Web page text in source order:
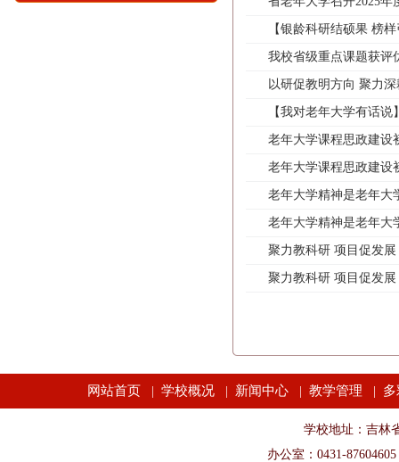
【银龄科研结硕果 榜
我校省级重点课题获评
以研促教明方向 聚力
【我对老年大学有话
老年大学课程思政建
老年大学课程思政建
老年大学精神是老年大
老年大学精神是老年大
聚力教科研 项目促发展
聚力教科研 项目促发展
网站首页 学校概况 新闻中心 教学管理
学校地址：吉林
办公室：0431-